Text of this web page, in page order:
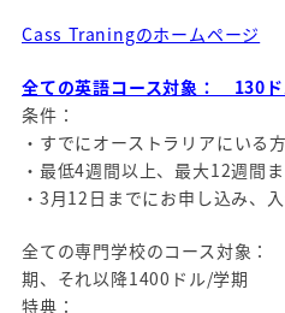
Cass Traningのホームページ
全ての英語コース対象： 130ド
条件：
・すでにオーストラリアにいる
・最低4週間以上、最大12週間
・3月12日までにお申し込み、
全ての専門学校のコース対象
期、それ以降1400ドル/学期
特典：